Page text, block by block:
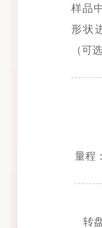
样品
形状
（可选
量程
转